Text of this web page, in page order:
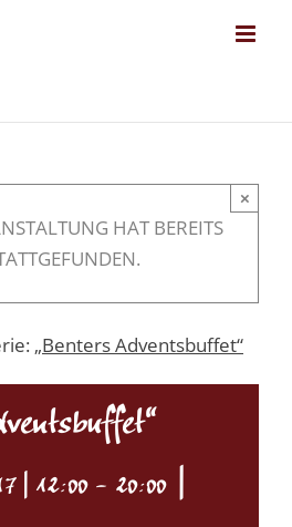
HAT BEREITS
×
„Benters Adventsbuffet“
| 12:00- 20:00